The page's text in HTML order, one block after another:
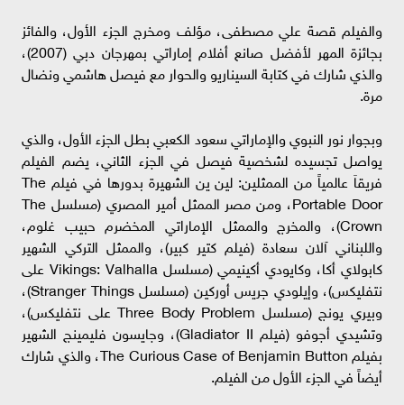
والفيلم قصة علي مصطفى، مؤلف ومخرج الجزء الأول، والفائز
بجائزة المهر لأفضل صانع أفلام إماراتي بمهرجان دبي (2007)،
والذي شارك في كتابة السيناريو والحوار مع فيصل هاشمي ونضال
مرة.
وبجوار نور النبوي والإماراتي سعود الكعبي بطل الجزء الأول، والذي
يواصل تجسيده لشخصية فيصل في الجزء الثاني، يضم الفيلم
فريقاَ عالمياً من الممثلين: لين ين الشهيرة بدورها في فيلم The
Portable Door، ومن مصر الممثل أمير المصري (مسلسل The
Crown)، والمخرج والممثل الإماراتي المخضرم حبيب غلوم،
واللبناني آلان سعادة (فيلم كتير كبير)، والممثل التركي الشهير
كابولاي أكا، وكايودي أكينيمي (مسلسل Vikings: Valhalla على
نتفليكس)، وإيلودي جريس أوركين (مسلسل Stranger Things)،
وبيري يونج (مسلسل Three Body Problem على نتفليكس)،
وتشيدي أجوفو (فيلم Gladiator II)، وجايسون فليمينج الشهير
بفيلم The Curious Case of Benjamin Button، والذي شارك
أيضاً في الجزء الأول من الفيلم.